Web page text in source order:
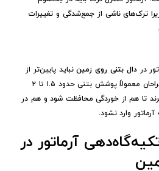
ترک‌های ناشی از جمع‌شدگی و تغییرات
دردال بتنی روی زمیننباید پایین‌تر از
نیمه ضخامت دال قرار گیرد. طراحان معمولاً پوشش بتنی حدود ۱.۵ تا ۲
تا هم از خوردگی محافظت شود و هم در
وارد نشود.
آرماتور در